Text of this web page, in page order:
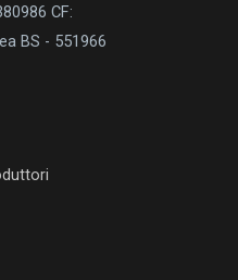
CF:
BS - 551966